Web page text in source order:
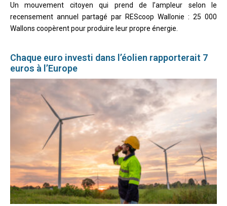
Un mouvement citoyen qui prend de l’ampleur selon le
recensement annuel partagé par REScoop Wallonie : 25 000
Wallons coopèrent pour produire leur propre énergie.
Chaque euro investi dans l’éolien rapporterait 7
euros à l’Europe